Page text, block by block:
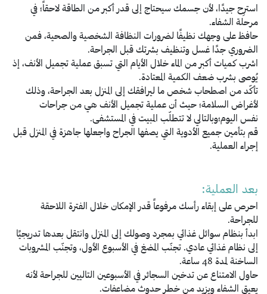
استرِح جيدًا، لأن جسمك سيحتاج إلى قدر أكبر من الطاقة لاحقاً؛ في
مرحلة الشفاء.
حافظ على وجهك نظيفًا لضرورات النظافة الشخصية والصحية، فمن
الضروري جدًا غسل وتنظيف بشرتك قبل الجراحة.
اشرب كميات أكبر من الماء خلال الأيام التي تسبق عملية تجميل الأنف، إذ
يُوصى بشرب ضعف الكمية المعتادة.
تأكّد من اصطحاب شخص ما ليرافقك إلى المنزل بعد الجراحة، وذلك
لأغراض السلامة؛ حيث أن عملية تجميل الأنف هي من جراحات
نفس اليوم؛وبالتالي لا تتطلّب المبيت في المستشفى.
قم بتأمين جميع الأدوية التي يصفها الجراح واجعلها جاهزة في المنزل قبل
إجراء العملية.
بعد العملية:
احرص على إبقاء رأسك مرفوعاً قدر الإمكان خلال الفترة اللاحقة
للجراحة.
ابدأ بنظام سوائل غذائي بمجرد وصولك إلى المنزل وانتقل بعدها تدريجيًا
إلى نظام غذائي عادي. تجنّب المضغ في الأسبوع الأول، وتجنّب المشروبات
الساخنة لمدة 48 ساعة.
حاول الامتناع عن تدخين السجائر في الأسبوعين التاليين للجراحة لأنه
يعيق الشفاء ويزيد من خطر حدوث مضاعفات.